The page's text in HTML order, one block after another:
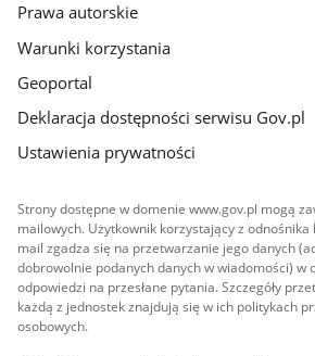
Prawa autorskie
Warunki korzystania
Geoportal
Deklaracja dostępności serwisu Gov.pl
Ustawienia prywatności
Strony dostępne w domenie www.gov.pl mogą
mailowych. Użytkownik korzystający z
mail zgadza się na przetwarzanie jego danych
dobrowolnie podanych danych w wiadomości) w
odpowiedzi na przesłane pytania. Szczegóły
każdą z jednostek znajdują się w ich politykach
osobowych.